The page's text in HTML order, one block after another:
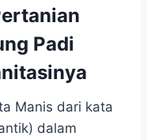
Padi
Manis dari kata
dalam